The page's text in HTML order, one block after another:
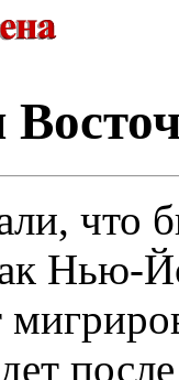
что
Нью-